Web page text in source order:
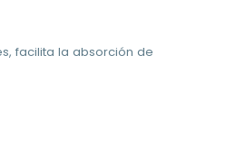
facilita la absorción de